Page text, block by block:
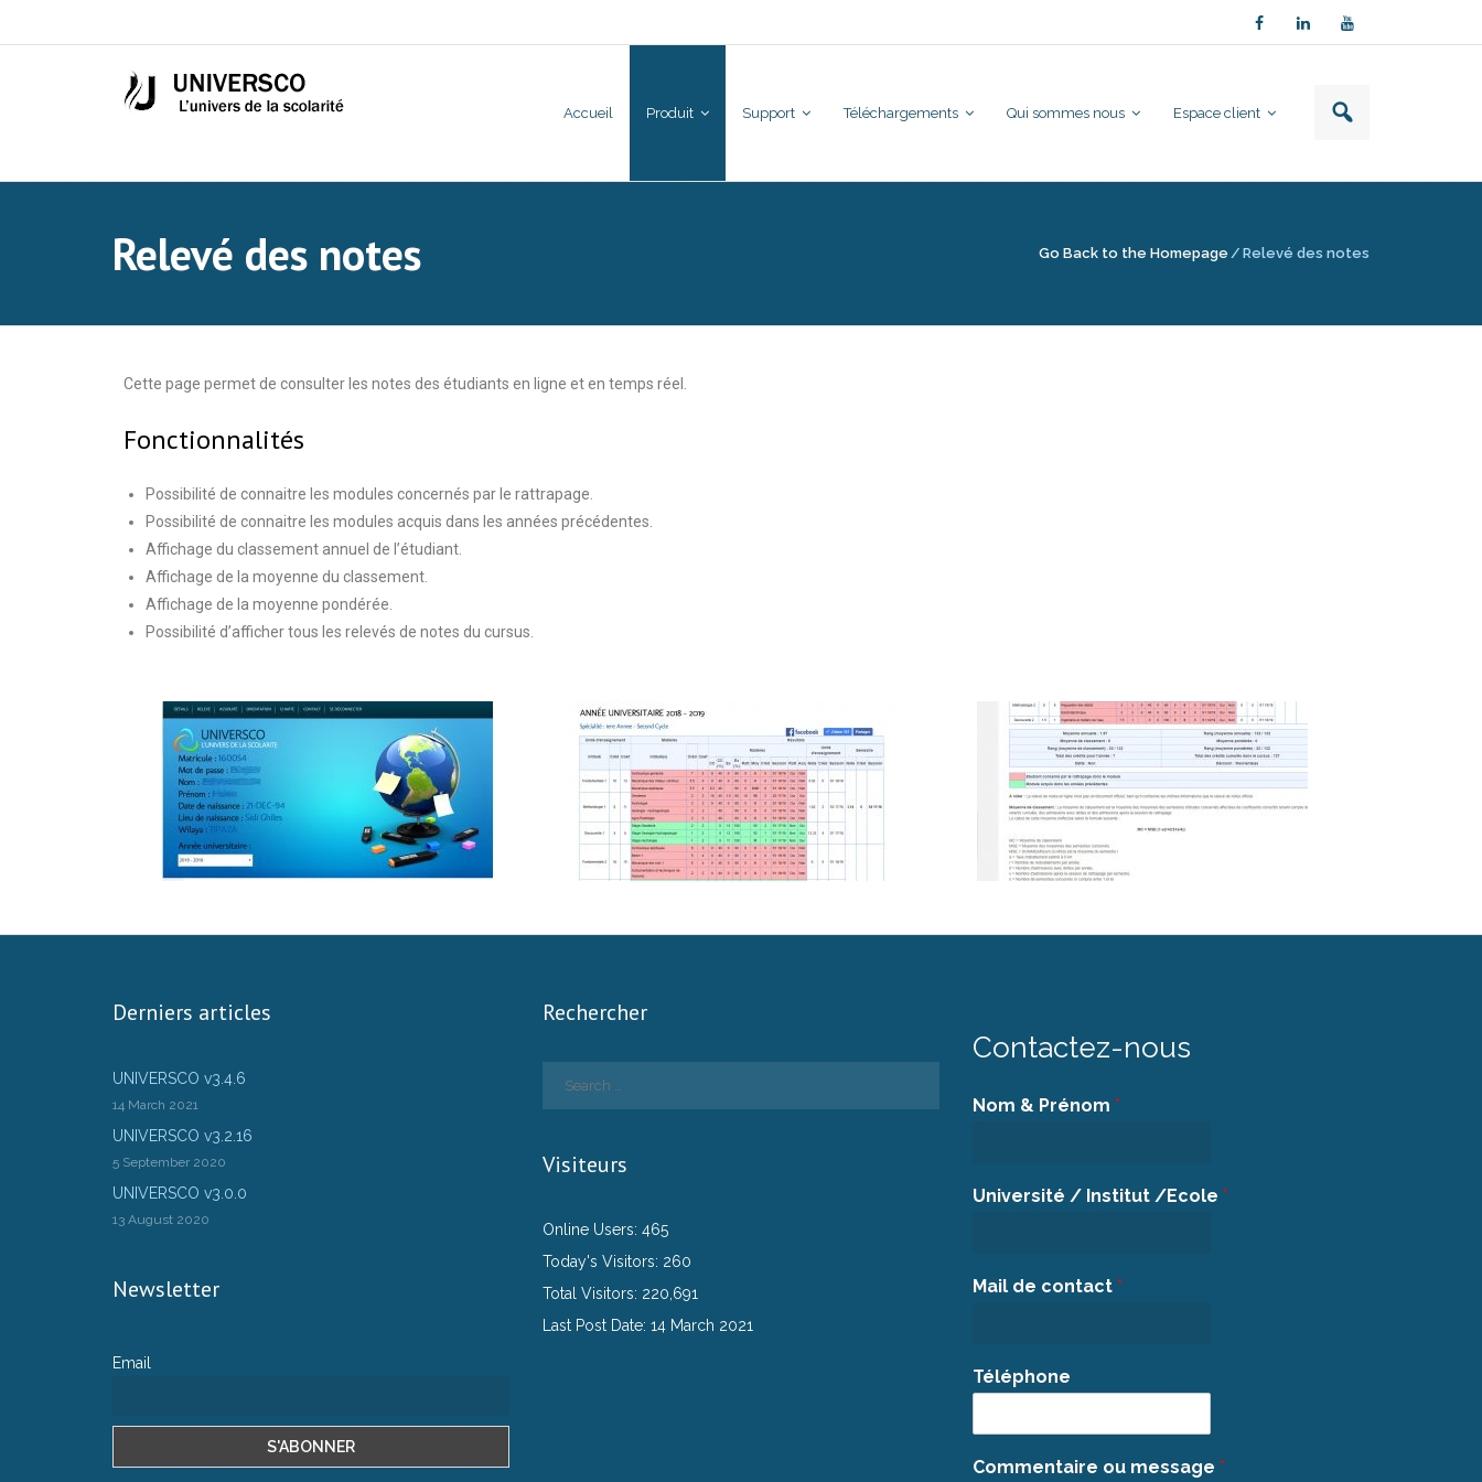
Accueil Produit Support Téléchargements Qui sommes nous Espace client
Relevé des notes Go Back to the Homepage/ Relevé des notes
Cette page permet de consulter les notes des étudiants en ligne et en temps réel.
Fonctionnalités
Possibilité de connaitre les modules concernés par le rattrapage.
Possibilité de connaitre les modules acquis dans les années précédentes.
Affichage du classement annuel de l’étudiant.
Affichage de la moyenne du classement.
Affichage de la moyenne pondérée.
Possibilité d’afficher tous les relevés de notes du cursus.
Derniers articles
UNIVERSCO v3.4.6
14 March 2021
UNIVERSCO v3.2.16
5 September 2020
UNIVERSCO v3.0.0
13 August 2020
Newsletter
Email
Rechercher
Visiteurs
Online Users: 465
Today's Visitors: 260
Total Visitors: 220,691
Last Post Date: 14 March 2021
Contactez-nous
Nom & Prénom *
Université / Institut /Ecole *
Mail de contact *
Téléphone
Commentaire ou message *